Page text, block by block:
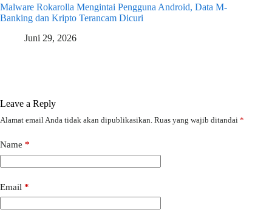
Malware Rokarolla Mengintai Pengguna Android, Data M-
Banking dan Kripto Terancam Dicuri
Juni 29, 2026
Leave a Reply
Alamat email Anda tidak akan dipublikasikan. Ruas yang wajib ditandai *
Name *
Email *